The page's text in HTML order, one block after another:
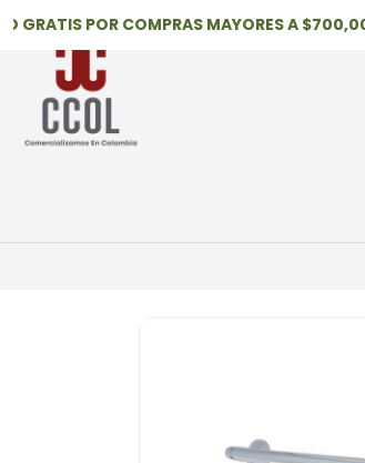
POR COMPRAS MAYORES A $700,000